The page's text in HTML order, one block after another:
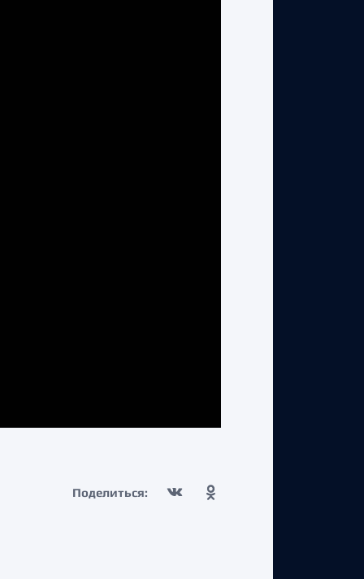
Поделиться: